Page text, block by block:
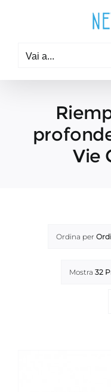
Vai a...
Vie
Ordina per
Mostra 32